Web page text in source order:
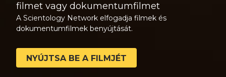
filmet vagy dokumentumfilmet
A Scientology Network elfogadja filmek és
dokumentumfilmek benyújtását.
NYÚJTSA BE A FILMJÉT